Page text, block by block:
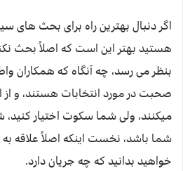
اگر دنبال بهترین راه برای بحث های
هستید بهتر این است که اصلاً بحث
بنظر می رسد، چه آنگاه که همکاران
صحبت در مورد انتخابات هستند، و
میکنند، ولی شما سکوت اختیار
شما باشد، نخست اینکه اصلاً علاقه
خواهید بدانید که چه جریان دارد.